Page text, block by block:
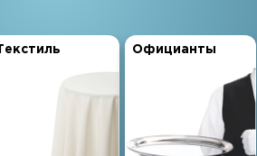
Текстиль Официанты